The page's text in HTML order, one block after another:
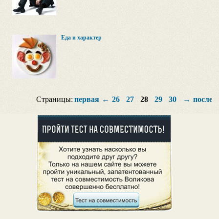
Еда и характер
Страницы: первая ← 26 27 28 29 30 →